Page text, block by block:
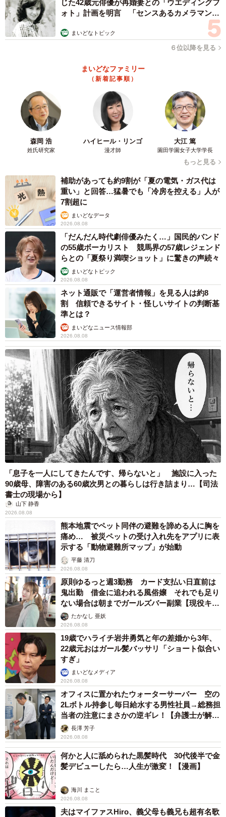
じた42歳元俳優が再婚妻との「ウエディングフ
ォト」計画を明言 「センスあるカメラマン求
まいどなトピック
６位以降を見る
まいどなファミリー
（新着記事順）
森岡 浩
姓氏研究家
ハイヒール・リンゴ
漫才師
大江 篤
園田学園女子大学学長
もっと見る
補助があっても約9割が「夏の電気・ガス代は
重い」と回答…猛暑でも「冷房を控える」人が
7割超に
まいどなデータ
2026.08.08
「だんだん時代劇俳優みたく…」国民的バンド
の55歳ボーカリスト 競馬界の57歳レジェンド
らとの「夏祭り満喫ショット」に驚きの声続々
まいどなトピック
2026.08.08
ネット通販で「運営者情報」を見る人は約8
割 信頼できるサイト・怪しいサイトの判断基
準とは？
まいどなニュース情報部
2026.08.08
「息子を一人にしてきたんです、帰らないと」 施設に入った
90歳母、障害のある60歳次男との暮らしは行き詰まり…【司法
書士の現場から】
山下 静香
2026.08.08
熊本地震でペット同伴の避難を諦める人に胸を
痛め… 被災ペットの受け入れ先をアプリに表
示する「動物避難所マップ」が始動
平藤 清刀
2026.08.08
原則ゆるっと週3勤務 カード支払い日直前は
鬼出勤 借金に追われる風俗嬢 それでも足り
ない場合は朝までガールズバー副業【現役キャ
ストに取材】
たかなし 亜妖
2026.08.08
19歳でハライチ岩井勇気と年の差婚から3年、
22歳元おはガール髪バッサリ「ショート似合い
すぎ」
まいどなメディア
2026.08.08
オフィスに置かれたウォーターサーバー 空の
2Lボトル持参し毎日給水する男性社員→総務担
当者の注意にまさかの逆ギレ！【弁護士が解
説】長澤 芳子
2026.08.08
何かと人に舐められた黒髪時代 30代後半で金
髪デビューしたら…人生が激変！【漫画】
海川 まこと
2026.08.08
夫はマイファスHiro、義父母も義兄も超有名歌